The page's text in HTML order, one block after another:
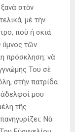
στὸν
μέ τὴν
ποὺ ἡ σκιά
ὕμνος τῶν
πρόσκληση: νὰ
Του σὲ
στὴν πατρίδα
ἀδελφοί μου
τῆς
Νὰ